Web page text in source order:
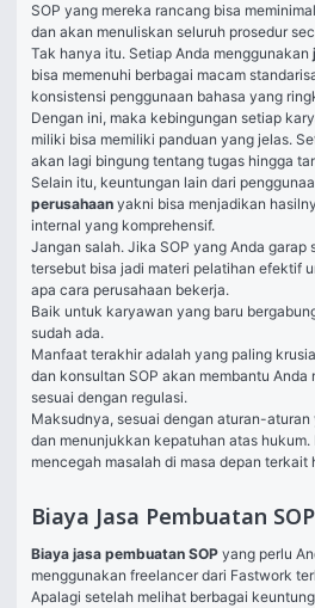
SOP yang mereka rancang bisa
dan akan menuliskan seluruh prosedur
Tak hanya itu. Setiap Anda menggunakan
bisa memenuhi berbagai macam
konsistensi penggunaan bahasa yang
Dengan ini, maka kebingungan setiap
miliki bisa memiliki panduan yang jelas.
akan lagi bingung tentang tugas hingga
Selain itu, keuntungan lain dari
perusahaan yakni bisa menjadikan
internal yang komprehensif.
Jangan salah. Jika SOP yang Anda garap
tersebut bisa jadi materi pelatihan efektif
apa cara perusahaan bekerja.
Baik untuk karyawan yang baru
sudah ada.
Manfaat terakhir adalah yang paling
dan konsultan SOP akan membantu
sesuai dengan regulasi.
Maksudnya, sesuai dengan aturan-
dan menunjukkan kepatuhan atas
mencegah masalah di masa depan terkait
Biaya Jasa Pembuatan SOP
Biaya jasa pembuatan SOP yang perlu
menggunakan freelancer dari Fastwork
Apalagi setelah melihat berbagai